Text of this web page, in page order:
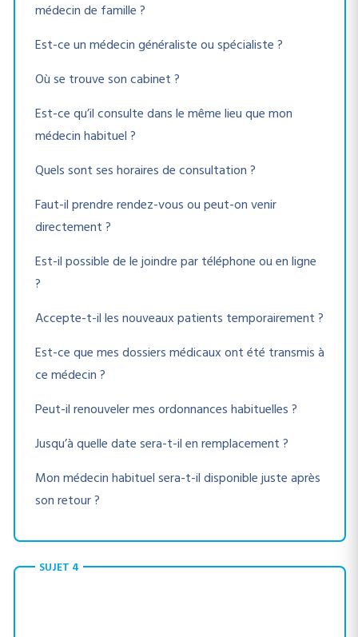
médecin de famille ?
Est-ce un médecin généraliste ou spécialiste ?
Où se trouve son cabinet ?
Est-ce qu’il consulte dans le même lieu que mon
médecin habituel ?
Quels sont ses horaires de consultation ?
Faut-il prendre rendez-vous ou peut-on venir
directement ?
Est-il possible de le joindre par téléphone ou en ligne
?
Accepte-t-il les nouveaux patients temporairement ?
Est-ce que mes dossiers médicaux ont été transmis à
ce médecin ?
Peut-il renouveler mes ordonnances habituelles ?
Jusqu’à quelle date sera-t-il en remplacement ?
Mon médecin habituel sera-t-il disponible juste après
son retour ?
SUJET 4